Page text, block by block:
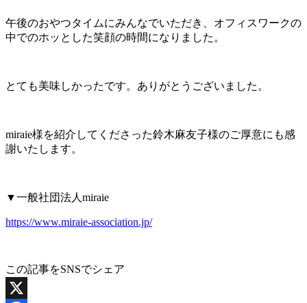
午後のおやつタイムにみんなでいただき、オフィスワークの
中でのホッとした笑顔の時間になりました。
とても美味しかったです。ありがとうございました。
miraie様を紹介してくださった鈴木麻友子様のご厚意にも感
謝いたします。
▼一般社団法人miraie
https://www.miraie-association.jp/
この記事をSNSでシェア